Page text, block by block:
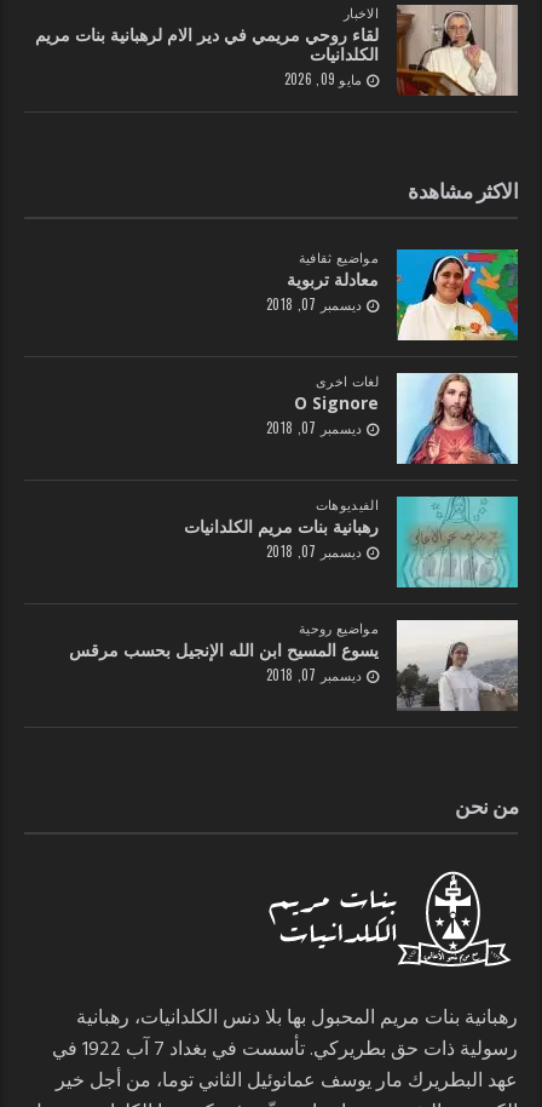
الاخبار
لقاء روحي مريمي في دير الام لرهبانية بنات مريم
الكلدانيات
مايو 09, 2026
الاكثر مشاهدة
مواضيع ثقافية
معادلة تربوية
ديسمبر 07, 2018
لغات اخرى
O Signore
ديسمبر 07, 2018
الفيديوهات
رهبانية بنات مريم الكلدانيات
ديسمبر 07, 2018
مواضيع روحية
يسوع المسيح ابن الله الإنجيل بحسب مرقس
ديسمبر 07, 2018
من نحن
رهبانية بنات مريم المحبول بها بلا دنس الكلدانيات، رهبانية
رسولية ذات حق بطريركي. تأسست في بغداد 7 آب 1922 في
عهد البطريرك مار يوسف عمانوئيل الثاني توما، من أجل خير